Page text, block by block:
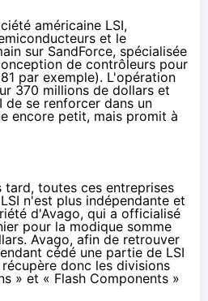
américaine LSI,
et le
sur SandForce, spécialisée
de contrôleurs pour
par exemple). L'opération
370 millions de dollars et
se renforcer dans un
encore petit, mais promit à
tard, toutes ces entreprises
n'est plus indépendante et
d'Avago, qui a officialisé
pour la modique somme
Avago, afin de retrouver
cédé une partie de LSI
récupère donc les divisions
» et « Flash Components »